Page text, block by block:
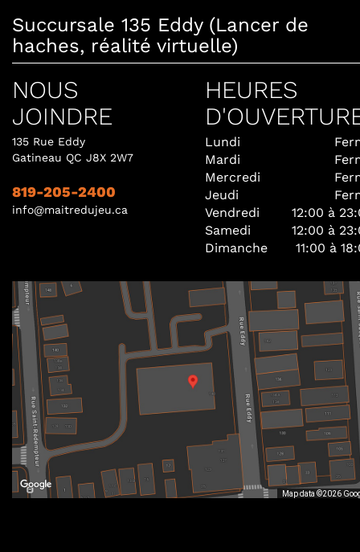
Succursale 135 Eddy (Lancer de
haches, réalité virtuelle)
NOUS
JOINDRE
135 Rue Eddy
Gatineau QC J8X 2W7
819-205-2400
info@maitredujeu.ca
HEURES
Lundi
Mardi
Mercredi
Jeudi
Vendredi
12:00 à
Samedi
12:00 à
Dimanche
11:00 à
Map data ©2026